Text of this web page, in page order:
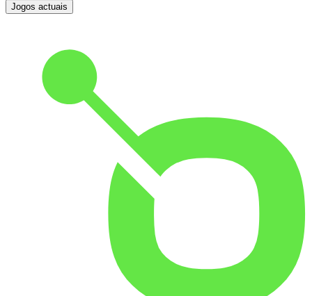
Jogos actuais